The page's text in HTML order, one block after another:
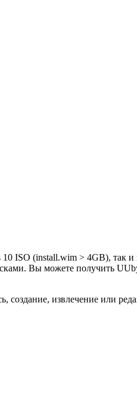
ISO (install.wim > 4GB), так
Вы можете получить
создание, извлечение или